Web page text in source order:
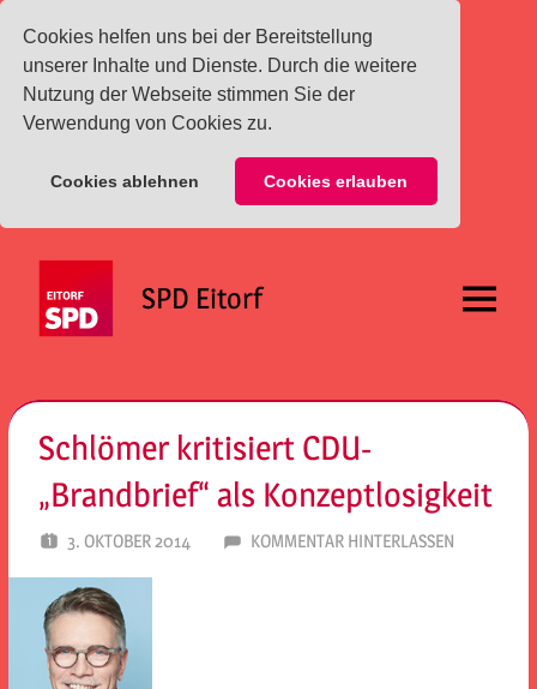
Cookies helfen uns bei der Bereitstellung
unserer Inhalte und Dienste. Durch die weitere
Nutzung der Webseite stimmen Sie der
Verwendung von Cookies zu.
Cookies ablehnen Cookies erlauben
springen
SPD Eitorf Menü
Schlömer kritisiert CDU-
„Brandbrief“ als Konzeptlosigkeit
3. OKTOBER 2014 SPD EITORF
KOMMENTAR HINTERLASSEN